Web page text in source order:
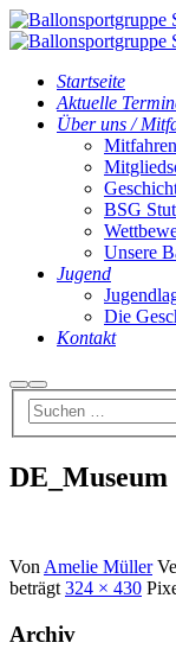
Startseite
Aktuelle
Über uns /
Mitfahren
BSG
Unsere
Jugend
Die
Kontakt
Suchen
Hauptmenü
DE_Museum
VonAmelie Müller
beträgt324 × 430
Archiv